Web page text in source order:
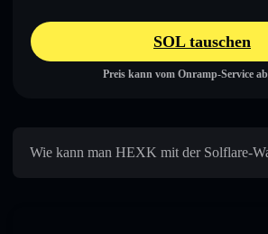
SOL tauschen
Preis kann vom Onramp-Service
Wie kann man HEXK mit der Solflare-